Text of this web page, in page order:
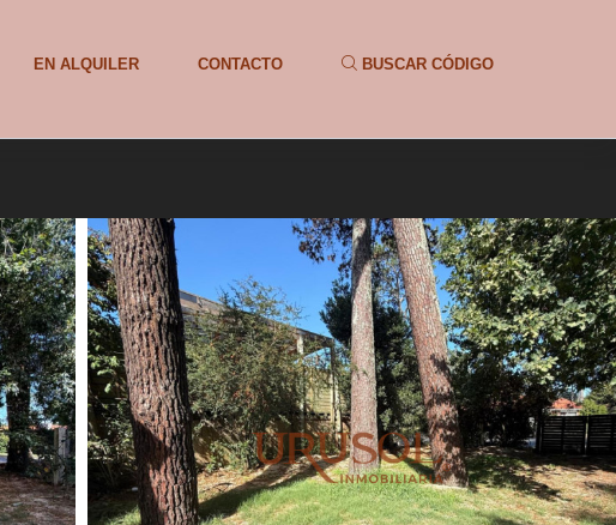
EN ALQUILER CONTACTO BUSCAR CÓDIGO